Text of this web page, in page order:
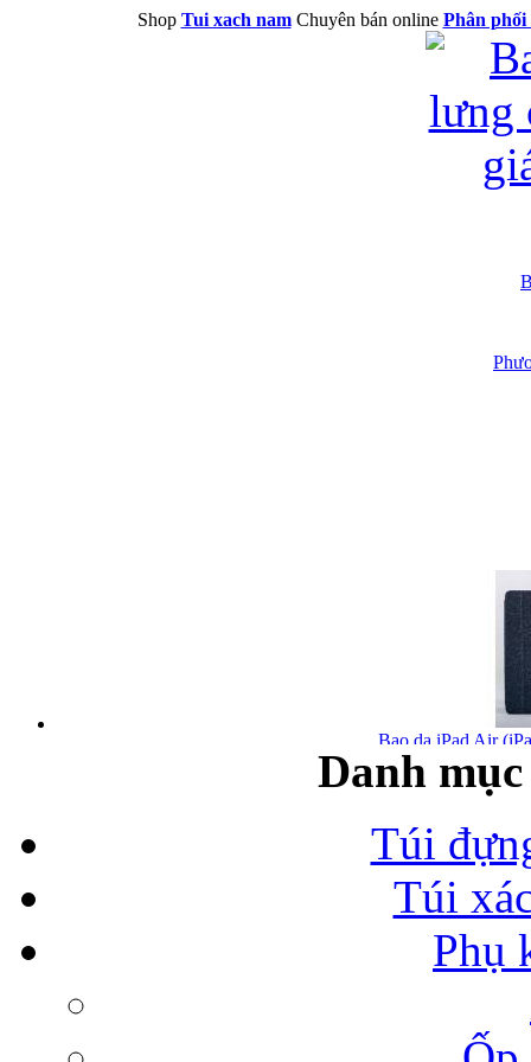
Shop Tui xach namChuyên bán online Phân phối
Bao da iPad Air
Bao da iPad Air
Danh
Túi
Túi
Phụ